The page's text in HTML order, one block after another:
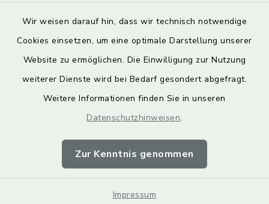
Wir weisen darauf hin, dass wir technisch notwendige
Cookies einsetzen, um eine optimale Darstellung unserer
Website zu ermöglichen. Die Einwilligung zur Nutzung
weiterer Dienste wird bei Bedarf gesondert abgefragt.
Weitere Informationen finden Sie in unseren
Datenschutzhinweisen.
Zur Kenntnis genommen
Impressum
Barrierefreiheit
Impressum
Sitemap